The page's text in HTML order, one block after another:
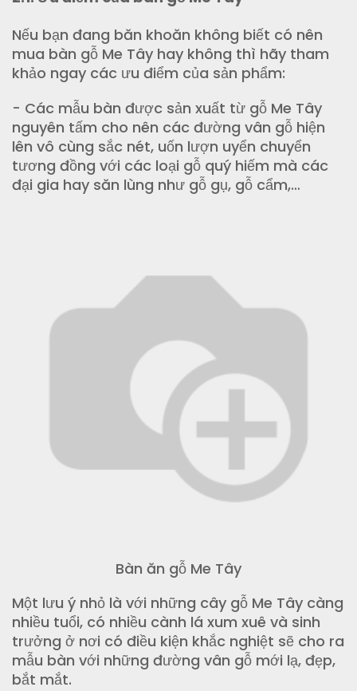
Nếu bạn đang băn khoăn không biết có nên
mua bàn gỗ Me Tây hay không thì hãy tham
khảo ngay các ưu điểm của sản phẩm:
- Các mẫu bàn được sản xuất từ gỗ Me Tây
nguyên tấm cho nên các đường vân gỗ hiện
lên vô cùng sắc nét, uốn lượn uyển chuyển
tương đồng với các loại gỗ quý hiếm mà các
đại gia hay săn lùng như gỗ gụ, gỗ cẩm,…
Bàn ăn gỗ Me Tây
Một lưu ý nhỏ là với những cây gỗ Me Tây càng
nhiều tuổi, có nhiều cành lá xum xuê và sinh
trưởng ở nơi có điều kiện khắc nghiệt sẽ cho ra
mẫu bàn với những đường vân gỗ mới lạ, đẹp,
bắt mắt.